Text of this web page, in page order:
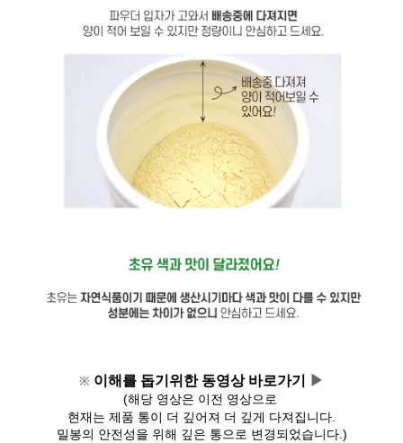
※ 이해를 돕기위한 동영상 바로가기 ▶
(해당 영상은 이전 영상으로
현재는 제품 통이 더 깊어져 더 깊게 다져집니다.
밀봉의 안전성을 위해 깊은 통으로 변경되었습니다.)